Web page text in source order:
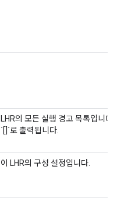
LHR의 모든 실행 경고 목록입니다
`[]`로 출력됩니다.
이 LHR의 구성 설정입니다.